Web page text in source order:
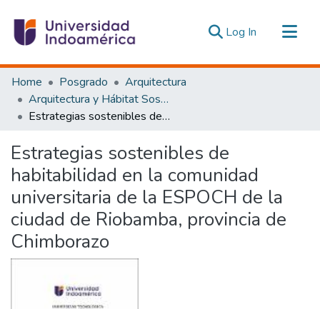
Log In (current)
Communities & Collections
All of DSpace
Statistics
Home Posgrado
Arquitectura
Arquitectura y Hábitat Sostenible
Estrategias sostenibles de habitabilidad en la comunidad universitaria de la ESPOCH de la ciudad de Riobamba, provincia de Chimborazo
Estrategias sostenibles de
habitabilidad en la comunidad
universitaria de la ESPOCH de la
ciudad de Riobamba, provincia de
Chimborazo